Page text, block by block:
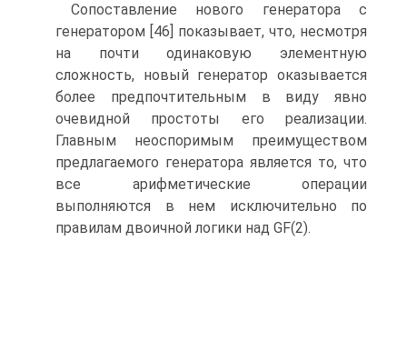
Сопоставление нового генератора с
генератором [46] показывает, что, несмотря
на почти одинаковую элементную
сложность, новый генератор оказывается
более предпочтительным в виду явно
очевидной простоты его реализации.
Главным неоспоримым преимуществом
предлагаемого генератора является то, что
все арифметические операции
выполняются в нем исключительно по
правилам двоичной логики над GF(2).